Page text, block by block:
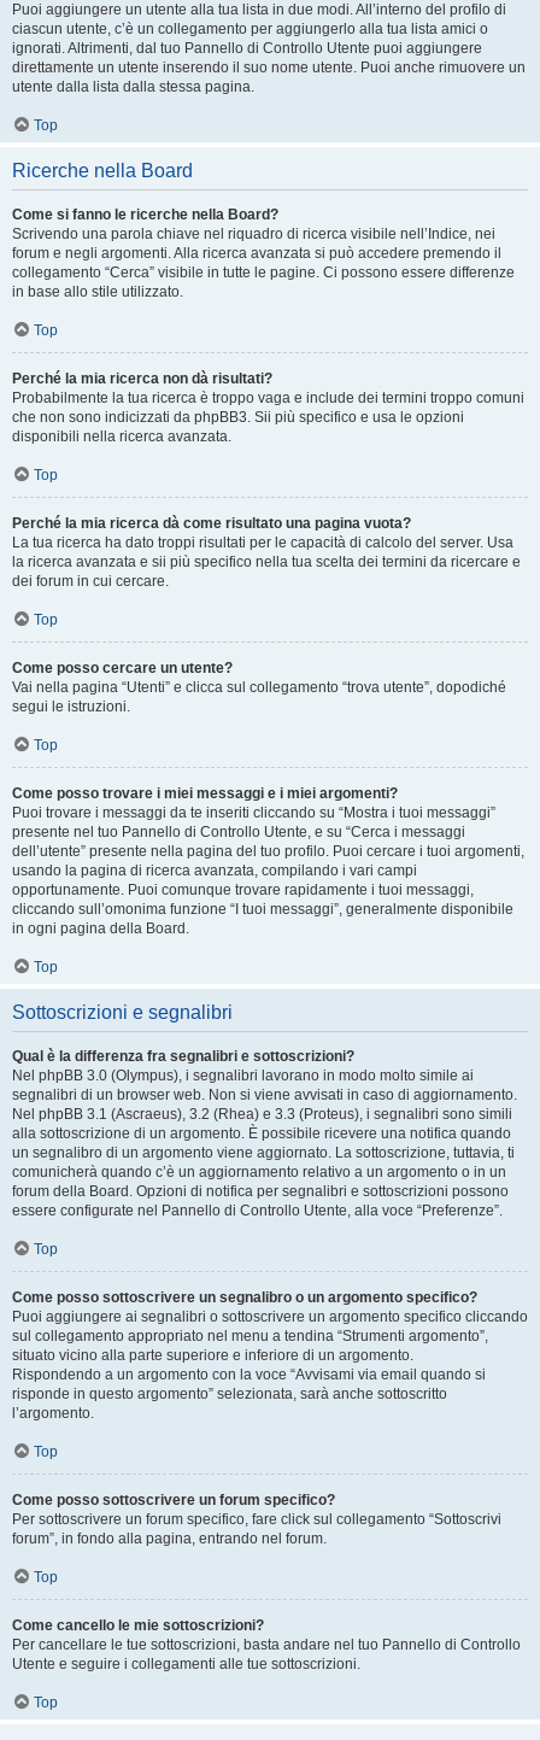
Puoi aggiungere un utente alla tua lista in due modi. All’interno del profilo di
ciascun utente, c’è un collegamento per aggiungerlo alla tua lista amici o
ignorati. Altrimenti, dal tuo Pannello di Controllo Utente puoi aggiungere
direttamente un utente inserendo il suo nome utente. Puoi anche rimuovere un
utente dalla lista dalla stessa pagina.
Top
Ricerche nella Board
Come si fanno le ricerche nella Board?
Scrivendo una parola chiave nel riquadro di ricerca visibile nell’Indice, nei
forum e negli argomenti. Alla ricerca avanzata si può accedere premendo il
collegamento “Cerca” visibile in tutte le pagine. Ci possono essere differenze
in base allo stile utilizzato.
Top
Perché la mia ricerca non dà risultati?
Probabilmente la tua ricerca è troppo vaga e include dei termini troppo comuni
che non sono indicizzati da phpBB3. Sii più specifico e usa le opzioni
disponibili nella ricerca avanzata.
Top
Perché la mia ricerca dà come risultato una pagina vuota?
La tua ricerca ha dato troppi risultati per le capacità di calcolo del server. Usa
la ricerca avanzata e sii più specifico nella tua scelta dei termini da ricercare e
dei forum in cui cercare.
Top
Come posso cercare un utente?
Vai nella pagina “Utenti” e clicca sul collegamento “trova utente”, dopodiché
segui le istruzioni.
Top
Come posso trovare i miei messaggi e i miei argomenti?
Puoi trovare i messaggi da te inseriti cliccando su “Mostra i tuoi messaggi”
presente nel tuo Pannello di Controllo Utente, e su “Cerca i messaggi
dell’utente” presente nella pagina del tuo profilo. Puoi cercare i tuoi argomenti,
usando la pagina di ricerca avanzata, compilando i vari campi
opportunamente. Puoi comunque trovare rapidamente i tuoi messaggi,
cliccando sull’omonima funzione “I tuoi messaggi”, generalmente disponibile
in ogni pagina della Board.
Top
Sottoscrizioni e segnalibri
Qual è la differenza fra segnalibri e sottoscrizioni?
Nel phpBB 3.0 (Olympus), i segnalibri lavorano in modo molto simile ai
segnalibri di un browser web. Non si viene avvisati in caso di aggiornamento.
Nel phpBB 3.1 (Ascraeus), 3.2 (Rhea) e 3.3 (Proteus), i segnalibri sono simili
alla sottoscrizione di un argomento. È possibile ricevere una notifica quando
un segnalibro di un argomento viene aggiornato. La sottoscrizione, tuttavia, ti
comunicherà quando c’è un aggiornamento relativo a un argomento o in un
forum della Board. Opzioni di notifica per segnalibri e sottoscrizioni possono
essere configurate nel Pannello di Controllo Utente, alla voce “Preferenze”.
Top
Come posso sottoscrivere un segnalibro o un argomento specifico?
Puoi aggiungere ai segnalibri o sottoscrivere un argomento specifico cliccando
sul collegamento appropriato nel menu a tendina “Strumenti argomento”,
situato vicino alla parte superiore e inferiore di un argomento.
Rispondendo a un argomento con la voce “Avvisami via email quando si
risponde in questo argomento” selezionata, sarà anche sottoscritto
l’argomento.
Top
Come posso sottoscrivere un forum specifico?
Per sottoscrivere un forum specifico, fare click sul collegamento “Sottoscrivi
forum”, in fondo alla pagina, entrando nel forum.
Top
Come cancello le mie sottoscrizioni?
Per cancellare le tue sottoscrizioni, basta andare nel tuo Pannello di Controllo
Utente e seguire i collegamenti alle tue sottoscrizioni.
Top